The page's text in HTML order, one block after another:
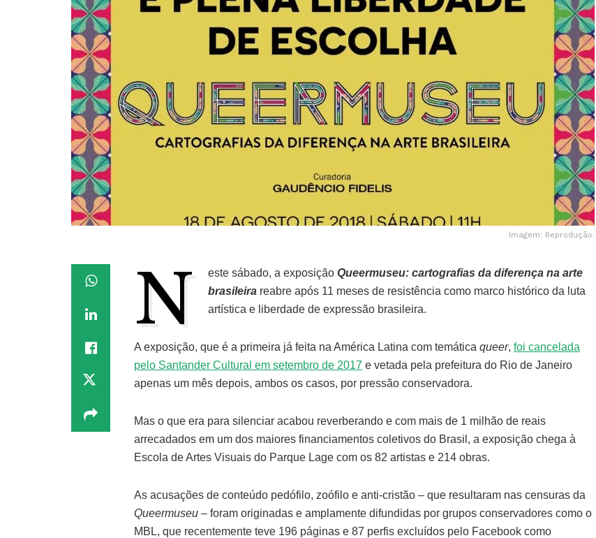
Imagem: Reprodução.
N este sábado, a exposiçãoQueermuseu: cartografias da diferença na arte
brasileira reabre após 11 meses de resistência como marco histórico da luta
artística e liberdade de expressão brasileira.
A exposição, que é a primeira já feita na América Latina com temática queer, foi cancelada
pelo Santander Cultural em setembro de 2017 e vetada pela prefeitura do Rio de Janeiro
apenas um mês depois, ambos os casos, por pressão conservadora.
Mas o que era para silenciar acabou reverberando e com mais de 1 milhão de reais
arrecadados em um dos maiores financiamentos coletivos do Brasil, a exposição chega à
Escola de Artes Visuais do Parque Lage com os 82 artistas e 214 obras.
As acusações de conteúdo pedófilo, zoófilo e anti-cristão – que resultaram nas censuras da
Queermuseu – foram originadas e amplamente difundidas por grupos conservadores como o
MBL, que recentemente teve 196 páginas e 87 perfis excluídos pelo Facebook como